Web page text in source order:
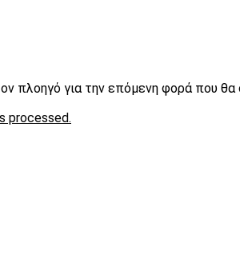
πλοηγό για την επόμενη φορά που θα
processed.